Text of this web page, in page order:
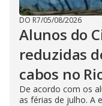
DO R7/05/08/2026
Alunos do
reduzidas
cabos no
De acordo com os
as férias de julho. A